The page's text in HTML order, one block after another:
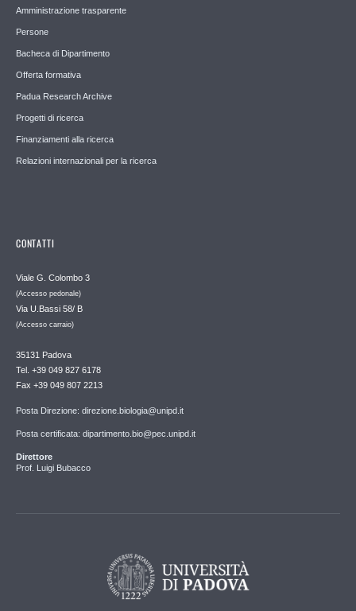
Amministrazione trasparente
Persone
Bacheca di Dipartimento
Offerta formativa
Padua Research Archive
Progetti di ricerca
Finanziamenti alla ricerca
Relazioni internazionali per la ricerca
CONTATTI
Viale G. Colombo 3
(Accesso pedonale)
Via U.Bassi 58/ B
(Accesso carraio)
35131 Padova
Tel. +39 049 827 6178
Fax +39 049 807 2213
Posta Direzione: direzione.biologia@unipd.it
Posta certificata: dipartimento.bio@pec.unipd.it
Direttore
Prof. Luigi Bubacco